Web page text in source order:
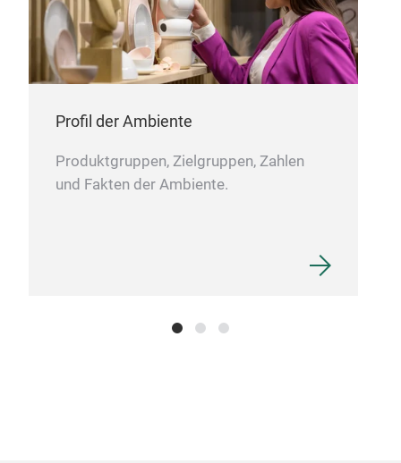
Profil der Ambiente
Produktgruppen, Zielgruppen, Zahlen
und Fakten der Ambiente.